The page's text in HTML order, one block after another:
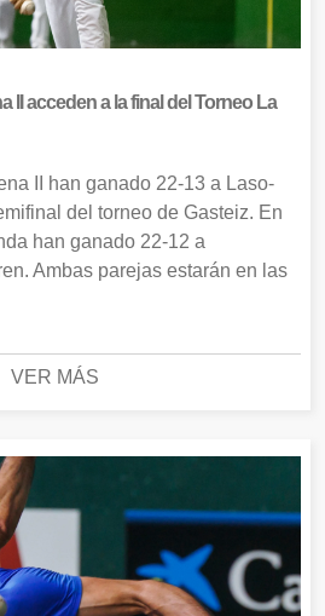
II acceden a la final del Torneo La
II han ganado 22-13 a Laso-
del torneo de Gasteiz. En
han ganado 22-12 a
Ambas parejas estarán en las
VER MÁS